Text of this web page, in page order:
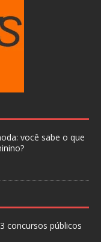
você sabe o que
concursos públicos